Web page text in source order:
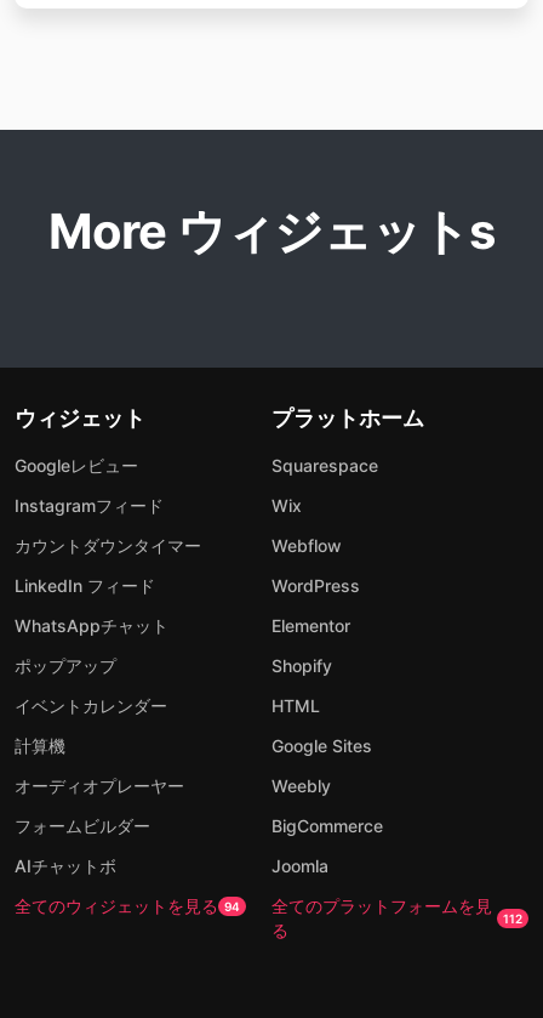
More ウィジェットs
ウィジェット
Googleレビュー
Instagramフィード
カウントダウンタイマー
LinkedIn フィード
WhatsAppチャット
ポップアップ
イベントカレンダー
計算機
オーディオプレーヤー
フォームビルダー
AIチャットボ
全てのウィジェットを見る 94
プラットホーム
Squarespace
Wix
Webflow
WordPress
Elementor
Shopify
HTML
Google Sites
Weebly
BigCommerce
Joomla
全てのプラットフォームを見
る
112